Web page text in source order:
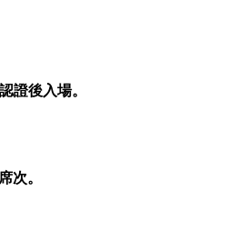
證後入場。
次。